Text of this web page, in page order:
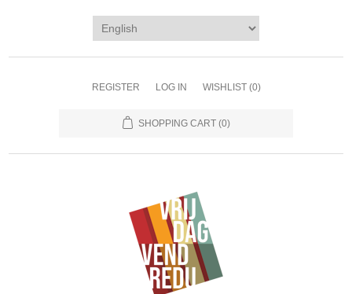
REGISTER LOG IN WISHLIST (0)
SHOPPING CART (0)